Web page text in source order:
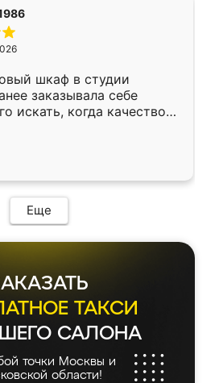
шкаф в студии
заказывала себе
искать, когда качеством
Служит кухня уже почти
нет.
Еще
ТАКСИ
САЛОНА
точки Москвы и
области!